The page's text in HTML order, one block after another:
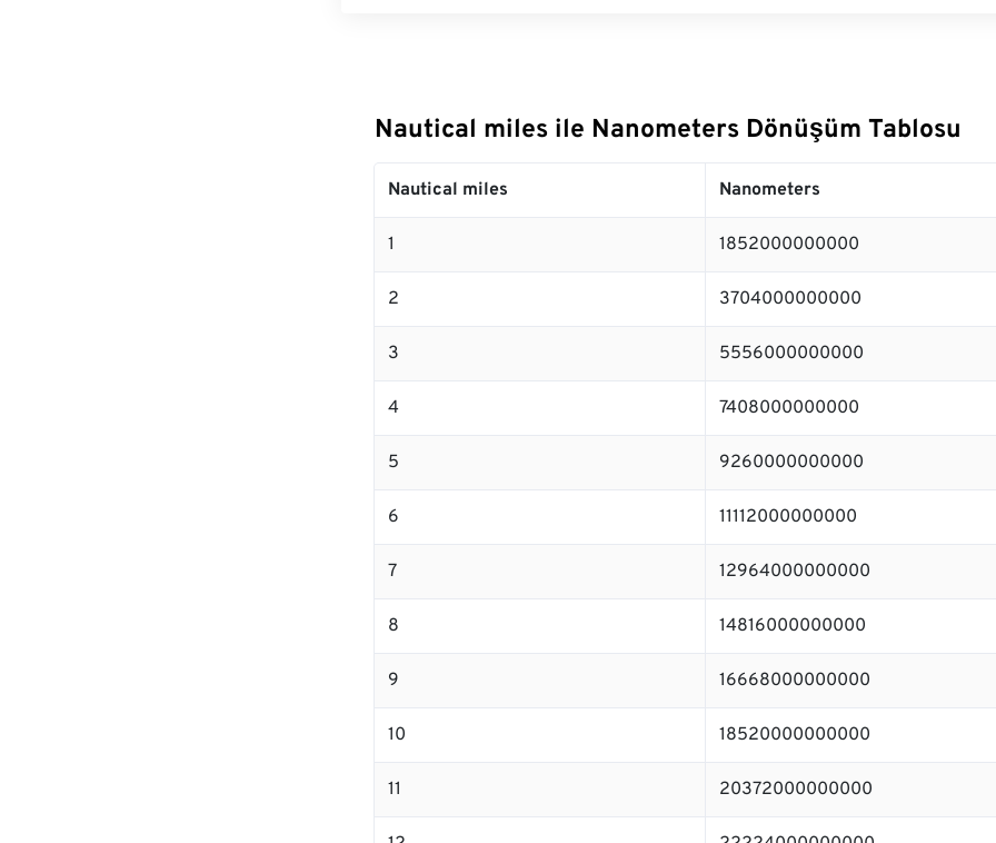
Nautical miles ile Nanometers Dönüşüm Tablosu
Nautical miles Nanometers
1 1852000000000
2 3704000000000
3 5556000000000
4 7408000000000
5 9260000000000
6 11112000000000
7 12964000000000
8 14816000000000
9 16668000000000
10 18520000000000
11 20372000000000